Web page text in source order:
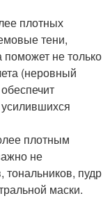
плотных
тени,
поможет не только
(неровный
плотным
не
тональников, пудр
маски.